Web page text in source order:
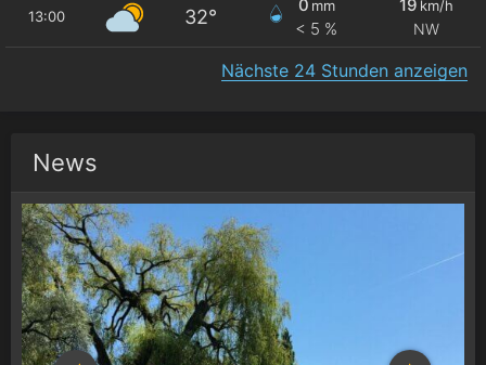
13:00 32°
0 mm
< 5 %
19 km/h
NW
Nächste 24 Stunden anzeigen
News